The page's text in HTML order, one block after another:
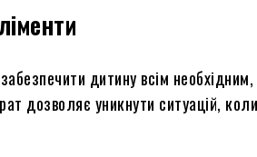
дитину всім
дозволяє уникнути ситуацій,